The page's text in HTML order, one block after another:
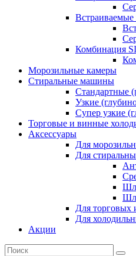
Встраиваемые
Комбинация
Морозильные камеры
Стиральные машины
Стандартные
Узкие
Супер узкие
Торговые и винные
Аксессуары
Для
Для
Для торговых
Для
Акции